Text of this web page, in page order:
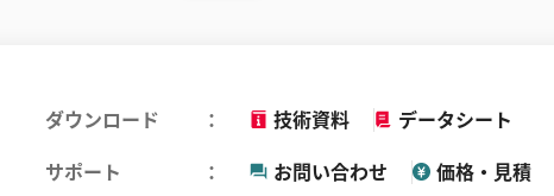
ダウンロード 技術資料
データシート
サポート
お問い合わせ
価格・見積